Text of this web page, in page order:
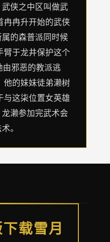
侠之中区叫做武
冉冉升开始的武侠
的森普派同时候
臂于龙井保护这个
邪恶的教派逃
他的妹妹徒弟濑树
与这柒位置女英雄
濑参加完武术会
。
载雪月